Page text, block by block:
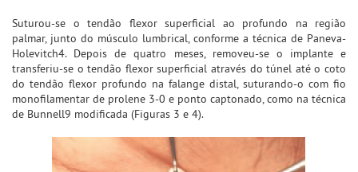
Suturou-se o tendão flexor superficial ao profundo na região
palmar, junto do músculo lumbrical, conforme a técnica de Paneva-
Holevitch4. Depois de quatro meses, removeu-se o implante e
transferiu-se o tendão flexor superficial através do túnel até o coto
do tendão flexor profundo na falange distal, suturando-o com fio
monofilamentar de prolene 3-0 e ponto captonado, como na técnica
de Bunnell9 modificada (Figuras 3 e 4).